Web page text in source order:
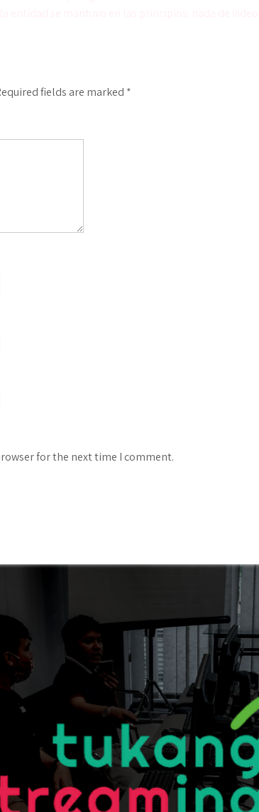
fields are marked *
for the next time I comment.